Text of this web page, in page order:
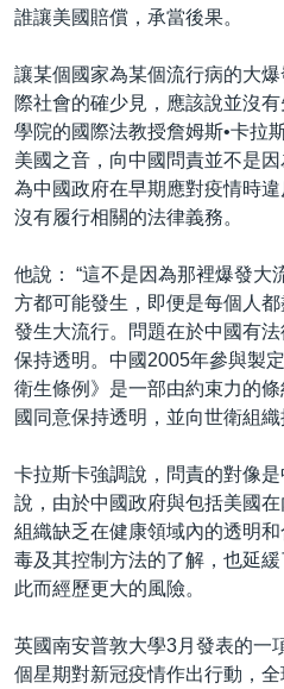
誰讓美國賠償，承當後果。
讓某個國家為某個流行病的大
際社會的確少見，應該說並沒
學院的國際法教授詹姆斯•卡拉
美國之音，向中國問責並不是
為中國政府在早期應對疫情時
沒有履行相關的法律義務。
他說： “這不是因為那裡爆發大
方都可能發生，即便是每個人
發生大流行。問題在於中國有
保持透明。中國2005年參與製
衛生條例》是一部由約束力的
國同意保持透明，並向世衛組
卡拉斯卡強調說，問責的對像
說，由於中國政府與包括美國
組織缺乏在健康領域內的透明
毒及其控制方法的了解，也延
此而經歷更大的風險。
英國南安普敦大學3月發表的一
個星期對新冠疫情作出行動，